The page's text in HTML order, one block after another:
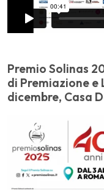
Premio Solinas
di Premiazione e
dicembre, Casa